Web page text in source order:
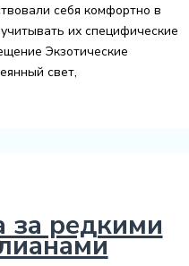
себя комфортно в
их специфические
Экзотические
свет,
за редкими